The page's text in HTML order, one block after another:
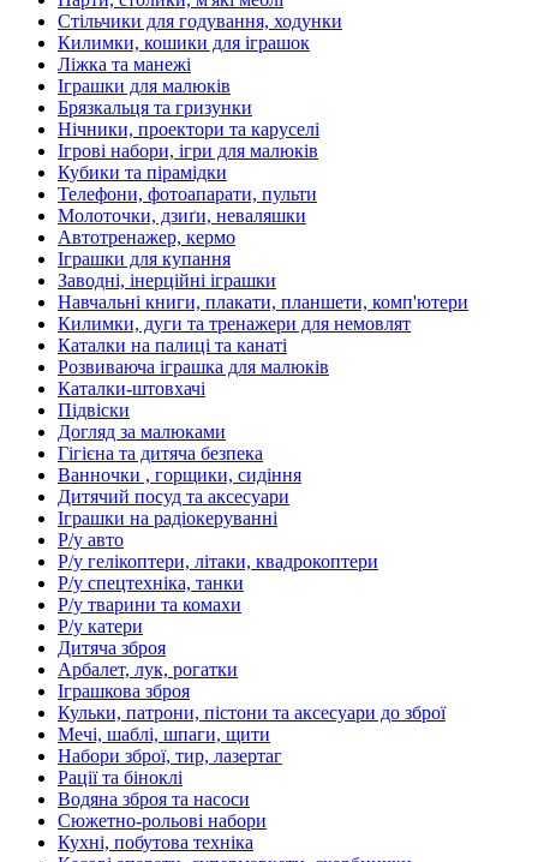
Стільчики для годування, ходунки
Килимки, кошики для іграшок
Ліжка та манежі
Іграшки для малюків
Брязкальця та гризунки
Нічники, проектори та каруселі
Ігрові набори, ігри для малюків
Кубики та пірамідки
Телефони, фотоапарати, пульти
Молоточки, дзиґи, неваляшки
Автотренажер, кермо
Іграшки для купання
Заводні, інерційні іграшки
Навчальні книги, плакати, планшети, комп'ютери
Килимки, дуги та тренажери для немовлят
Каталки на палиці та канаті
Розвиваюча іграшка для малюків
Каталки-штовхачі
Підвіски
Догляд за малюками
Гігієна та дитяча безпека
Ванночки , горщики, сидіння
Дитячий посуд та аксесуари
Іграшки на радіокеруванні
Р/у авто
Р/у гелікоптери, літаки, квадрокоптери
Р/у спецтехніка, танки
Р/у тварини та комахи
Р/у катери
Дитяча зброя
Арбалет, лук, рогатки
Іграшкова зброя
Кульки, патрони, пістони та аксесуари до зброї
Мечі, шаблі, шпаги, щити
Набори зброї, тир, лазертаг
Рації та біноклі
Водяна зброя та насоси
Сюжетно-рольові набори
Кухні, побутова техніка